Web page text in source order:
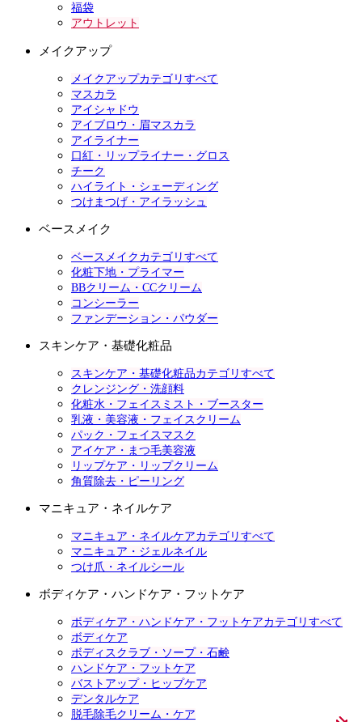
福袋
アウトレット
メイクアップ
メイクアップカテゴリすべて
マスカラ
アイシャドウ
アイブロウ・眉マスカラ
アイライナー
口紅・リップライナー・グロス
チーク
ハイライト・シェーディング
つけまつげ・アイラッシュ
ベースメイク
ベースメイクカテゴリすべて
化粧下地・プライマー
BBクリーム・CCクリーム
コンシーラー
ファンデーション・パウダー
スキンケア・基礎化粧品
スキンケア・基礎化粧品カテゴリすべて
クレンジング・洗顔料
化粧水・フェイスミスト・ブースター
乳液・美容液・フェイスクリーム
パック・フェイスマスク
アイケア・まつ毛美容液
リップケア・リップクリーム
角質除去・ピーリング
マニキュア・ネイルケア
マニキュア・ネイルケアカテゴリすべて
マニキュア・ジェルネイル
つけ爪・ネイルシール
ボディケア・ハンドケア・フットケア
ボディケア・ハンドケア・フットケアカテゴリすべて
ボディケア
ボディスクラブ・ソープ・石鹸
ハンドケア・フットケア
バストアップ・ヒップケア
デンタルケア
脱毛除毛クリーム・ケア